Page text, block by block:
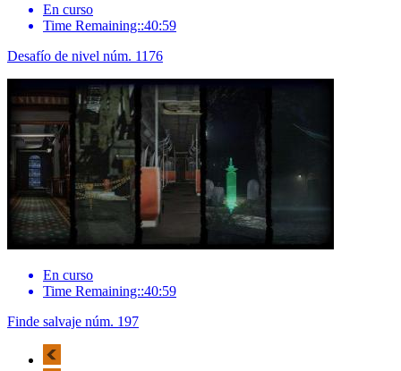
En curso
Time Remaining::40:59
Desafío de nivel núm. 1176
En curso
Time Remaining::40:59
Finde salvaje núm. 197